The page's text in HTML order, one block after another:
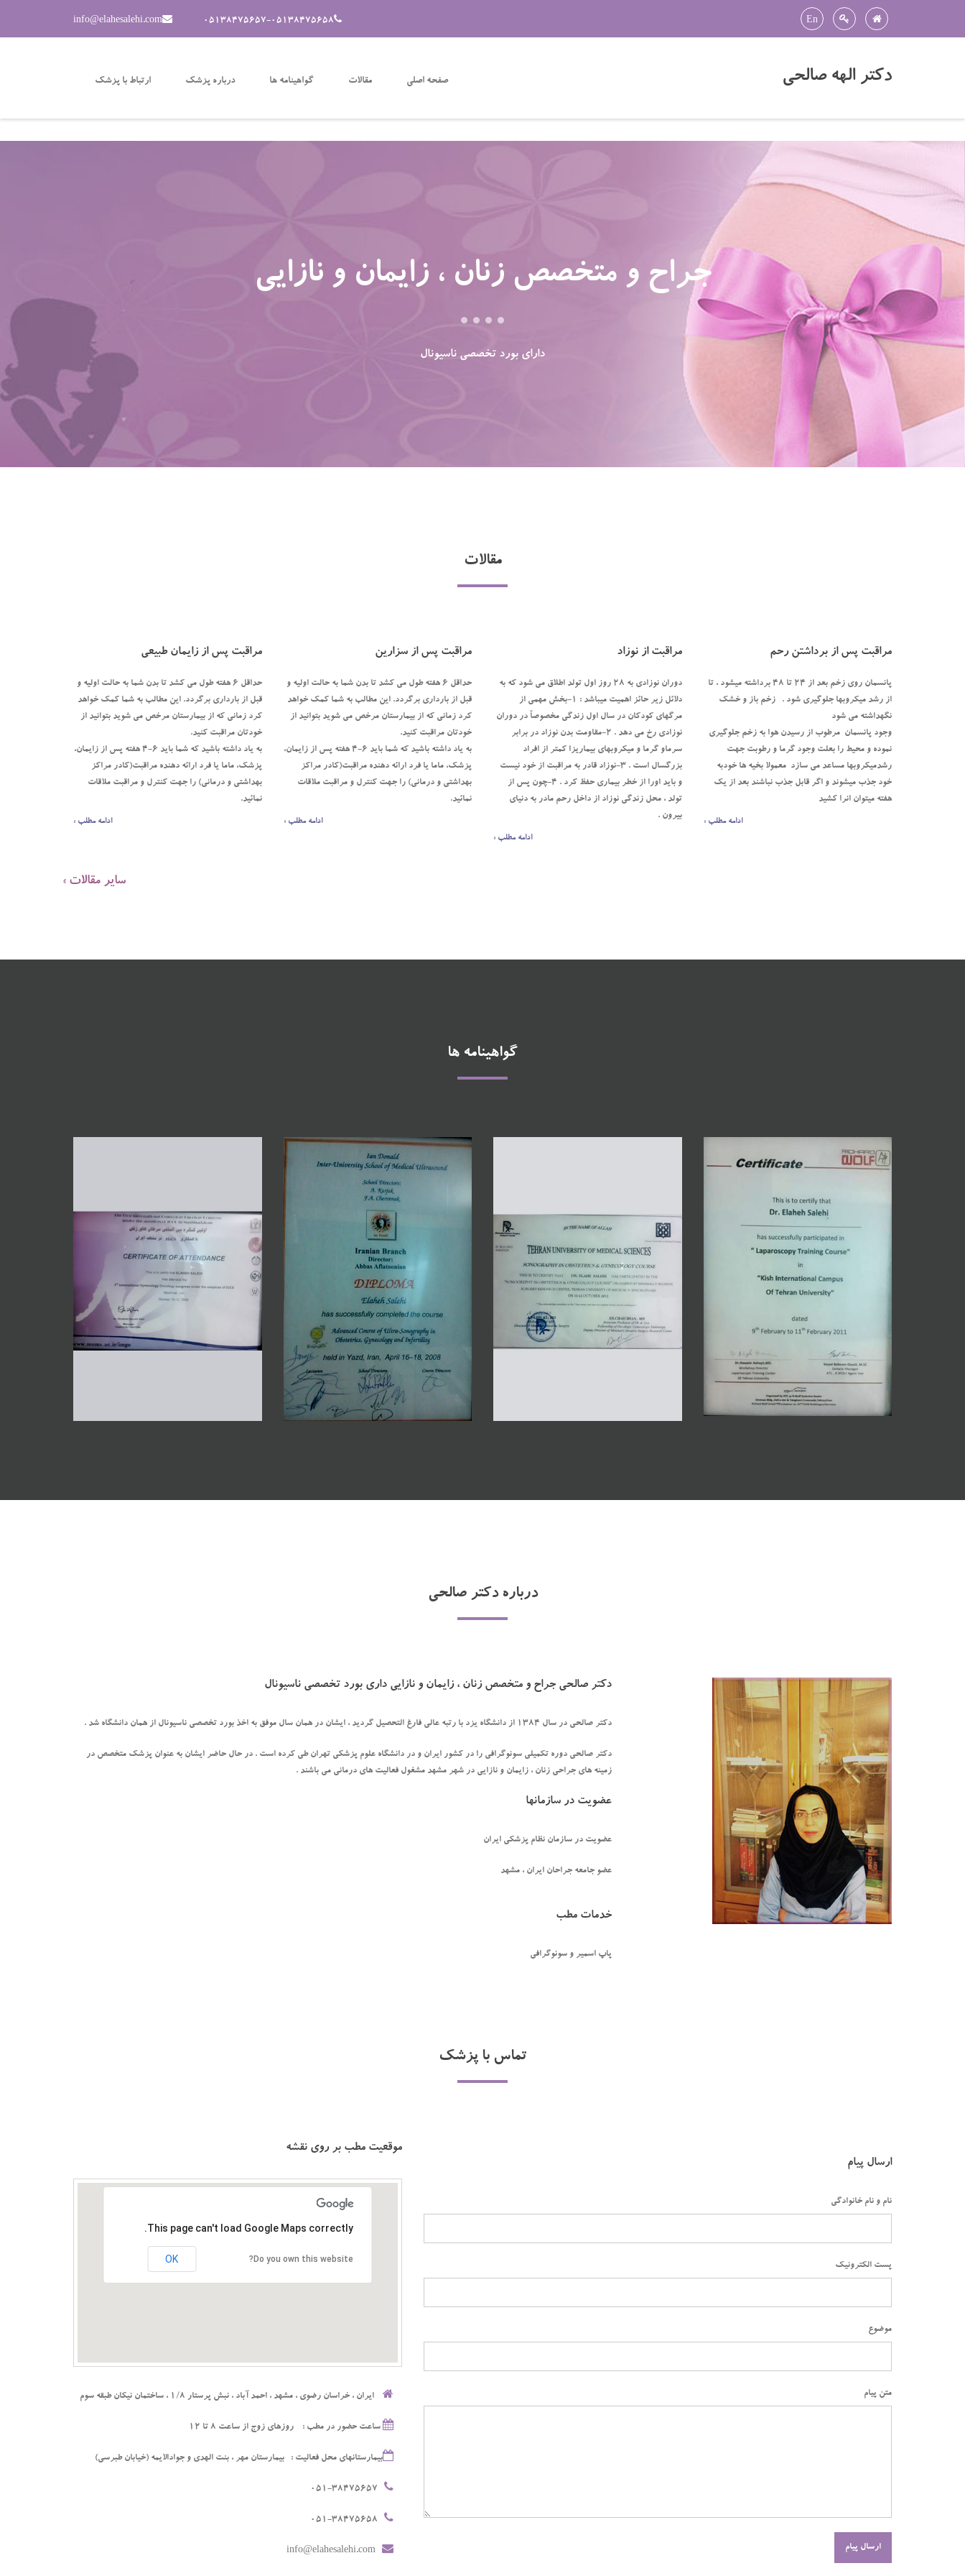
05138475657-05138475658
info@elahesalehi.com En
صفحه اصلی مقالات گواهینامه ها درباره پزشک ارتباط با پزشک دکتر الهه صالحی
جراح و متخصص زنان ، زایمان و نازایی
دارای بورد تخصصی ناسیونال
مقالات
مراقبت پس از زایمان طبیعی
حداقل 6 هفته طول مي کشد تا بدن شما به حالت اوليه و
قبل از بارداري برگردد. اين مطالب به شما کمک خواهد
کرد زماني که از بيمارستان مرخص مي شويد بتوانيد از
خودتان مراقبت کنيد.
به ياد داشته باشيد که شما بايد 6-4 هفته پس از زايمان،
پزشک، ماما يا فرد ارائه دهنده مراقبت(کادر مراکز
بهداشتي و درماني) را جهت کنترل و مراقبت ملاقات
نمائيد.
ادامه مطلب »
مراقبت پس از سزارین
حداقل 6 هفته طول مي کشد تا بدن شما به حالت اوليه و
قبل از بارداري برگردد. اين مطالب به شما کمک خواهد
کرد زماني که از بيمارستان مرخص مي شويد بتوانيد از
خودتان مراقبت کنيد.
به ياد داشته باشيد که شما بايد 6-4 هفته پس از زايمان،
پزشک، ماما يا فرد ارائه دهنده مراقبت(کادر مراکز
بهداشتي و درماني) را جهت کنترل و مراقبت ملاقات
نمائيد.
ادامه مطلب »
مراقبت از نوزاد
دوران نوزادي به 28 روز اول تولد اطلاق مي شود كه به
دلائل زير حائز اهميت ميباشد : 1-بخش مهمي از
مرگهاي كودكان در سال اول زندگي مخصوصاّ در دوران
نوزادي رخ مي دهد . 2-مقاومت بدن نوزاد در برابر
سرماو گرما و ميكروبهاي بيماريزا كمتر از افراد
بزرگسال است . 3-نوزاد قادر به مراقبت از خود نيست
و بايد اورا از خطر بيماري حفظ كرد . 4-چون پس از
تولد ، محل زندگي نوزاد از داخل رحم مادر به دنياي
بيرون .
ادامه مطلب »
مراقبت پس از برداشتن رحم
پانسمان روی زخم بعد از ۲۴ تا 48 برداشته میشود ، تا
از رشد میکروبها جلوگیری شود . زخم باز و خشک
نگهداشته می شود
وجود پانسمان مرطوب از رسیدن هوا به زخم جلوگیری
نموده و محیط را بعلت وجود گرما و رطوبت جهت
رشدمیکروبها مساعد می سازد معمولا بخیه ها خودبه
خود جذب میشوند و اگر قابل جذب نباشند بعد از یک
هفته میتوان انرا کشید
ادامه مطلب »
سایر مقالات »
گواهینامه ها
سونوگرافی پیشرفته گواهینامه دوره لاپاراسکوپی
درباره دکتر صالحی
دکتر صالحی جراح و متخصص زنان ، زایمان و نازایی داری بورد تخصصی ناسیونال
دکتر صالحی در سال 1384 از دانشگاه یزد با رتبه عالی فارغ التحصیل گردید ، ایشان در همان سال موفق به اخذ بورد تخصصی ناسیونال از همان دانشگاه شد .
دکتر صالحی دوره تکمیلی سونوگرافی را در کشور ایران و در دانشگاه علوم پزشکی تهران طی کرده است . در حال حاضر ایشان به عنوان پزشک متخصص در
زمینه های جراحی زنان ، زایمان و نازایی در شهر مشهد مشغول فعالیت های درمانی می باشند .
عضویت در سازمانها
عضویت در سازمان نظام پزشکی ایران
عضو جامعه جراحان ایران ، مشهد
خدمات مطب
پاپ اسمیر و سونوگرافی
تماس با پزشک
موقعیت مطب بر روی نقشه
This page can't load Google Maps correctly.
Do you own this website?
OK
ایران ، خراسان رضوی ، مشهد ، احمد آباد ، نبش پرستار 1/8 ، ساختمان نیکان طبقه سوم
ساعت حضور در مطب : روزهای زوج از ساعت 8 تا 12
بیمارستانهای محل فعالیت : بیمارستان مهر ، بنت الهدی و جوادالایمه (خیابان طبرسی)
info@elahesalehi.com
ارسال پیام
نام و نام خانوادگی
پست الکترونیک
موضوع
متن پیام